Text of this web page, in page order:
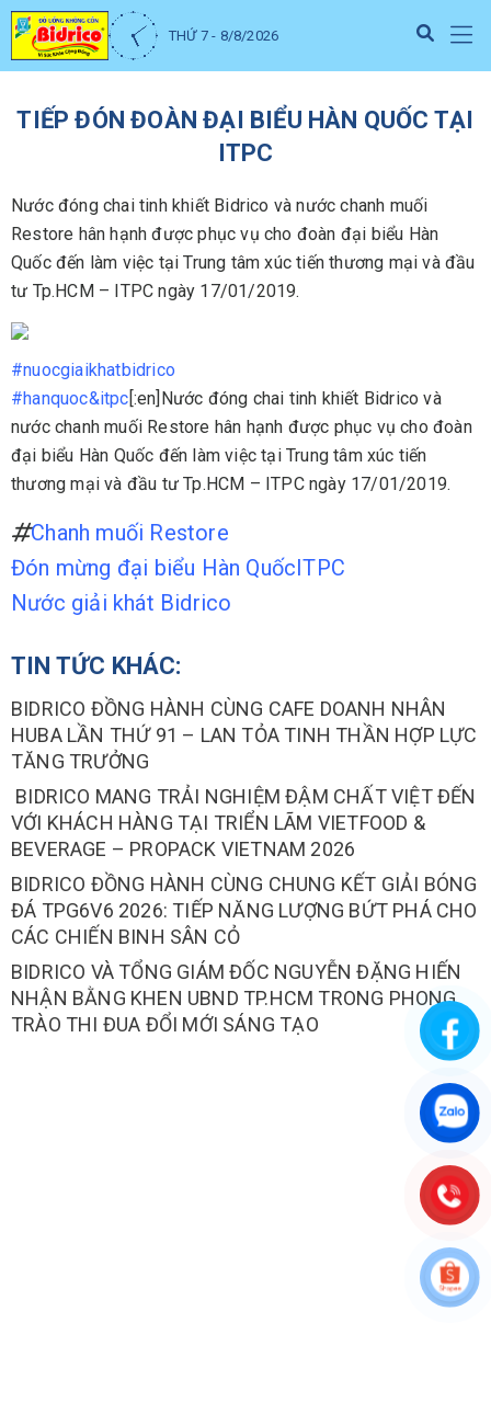
THỨ 7 - 8/8/2026
TIẾP ĐÓN ĐOÀN ĐẠI BIỂU HÀN QUỐC TẠI
ITPC
Nước đóng chai tinh khiết Bidrico và nước chanh muối
Restore hân hạnh được phục vụ cho đoàn đại biểu Hàn
Quốc đến làm việc tại Trung tâm xúc tiến thương mại và đầu
tư Tp.HCM – ITPC ngày 17/01/2019.
#nuocgiaikhatbidrico
#hanquoc&itpc[:en]Nước đóng chai tinh khiết Bidrico và
nước chanh muối Restore hân hạnh được phục vụ cho đoàn
đại biểu Hàn Quốc đến làm việc tại Trung tâm xúc tiến
thương mại và đầu tư Tp.HCM – ITPC ngày 17/01/2019.
Chanh muối Restore
Đón mừng đại biểu Hàn QuốcITPC
Nước giải khát Bidrico
TIN TỨC KHÁC:
BIDRICO ĐỒNG HÀNH CÙNG CAFE DOANH NHÂN
HUBA LẦN THỨ 91 – LAN TỎA TINH THẦN HỢP LỰC
TĂNG TRƯỞNG
BIDRICO MANG TRẢI NGHIỆM ĐẬM CHẤT VIỆT ĐẾN
VỚI KHÁCH HÀNG TẠI TRIỂN LÃM VIETFOOD &
BEVERAGE – PROPACK VIETNAM 2026
BIDRICO ĐỒNG HÀNH CÙNG CHUNG KẾT GIẢI BÓNG
ĐÁ TPG6V6 2026: TIẾP NĂNG LƯỢNG BỨT PHÁ CHO
CÁC CHIẾN BINH SÂN CỎ
BIDRICO VÀ TỔNG GIÁM ĐỐC NGUYỄN ĐẶNG HIẾN
NHẬN BẰNG KHEN UBND TP.HCM TRONG PHONG
TRÀO THI ĐUA ĐỔI MỚI SÁNG TẠO